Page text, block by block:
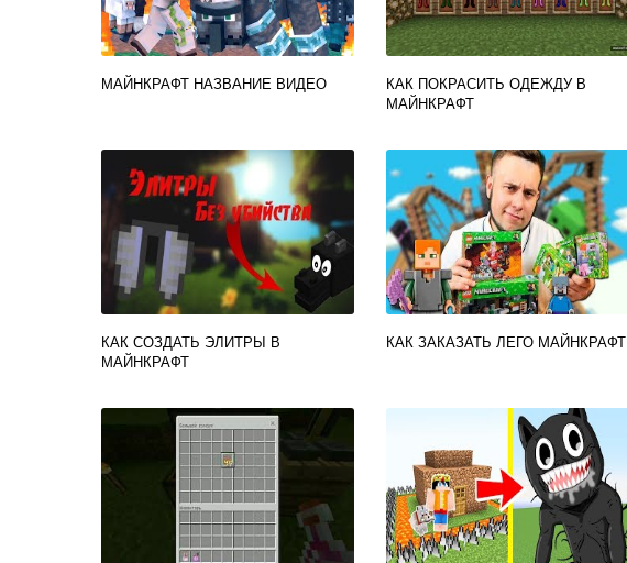
МАЙНКРАФТ НАЗВАНИЕ ВИДЕО
КАК ПОКРАСИТЬ ОДЕЖДУ В
МАЙНКРАФТ
КАК СОЗДАТЬ ЭЛИТРЫ В
МАЙНКРАФТ
КАК ЗАКАЗАТЬ ЛЕГО МАЙНКРАФТ